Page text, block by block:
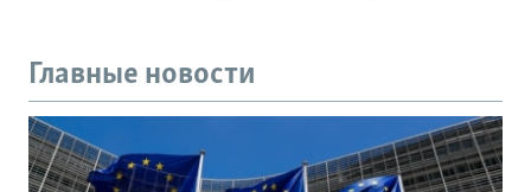
Главные новости